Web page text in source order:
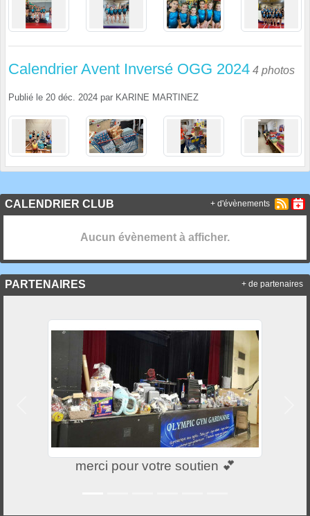
Calendrier Avent Inversé OGG 2024 4 photos
Publié le 20 déc. 2024 par KARINE MARTINEZ
CALENDRIER CLUB
Aucun évènement à afficher.
+ d'évènements
PARTENAIRES
merci pour votre soutien 💕
Précedent
+ de partenaires